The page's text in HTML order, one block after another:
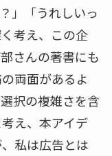
」「うれしいっ
考え、この企
さんの著書にも
両面があるよ
択の複雑さを含
え、本アイデ
私は広告とは